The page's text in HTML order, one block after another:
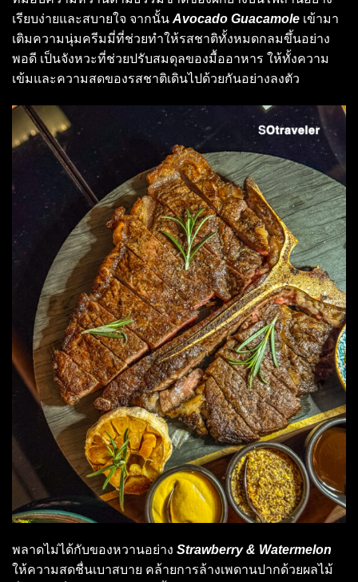
เรียบง่ายและสบายใจ จากนั้นAvocado Guacamole เข้ามา
เติมความนุ่มครีมมี่ที่ช่วยทำให้รสชาติทั้งหมดกลมขึ้นอย่าง
พอดี เป็นจังหวะที่ช่วยปรับสมดุลของมื้ออาหาร ให้ทั้งความ
เข้มและความสดของรสชาติเดินไปด้วยกันอย่างลงตัว
พลาดไม่ได้กับของหวานอย่าง Strawberry & Watermelon
ให้ความสดชื่นเบาสบาย คล้ายการล้างเพดานปากด้วยผลไม้